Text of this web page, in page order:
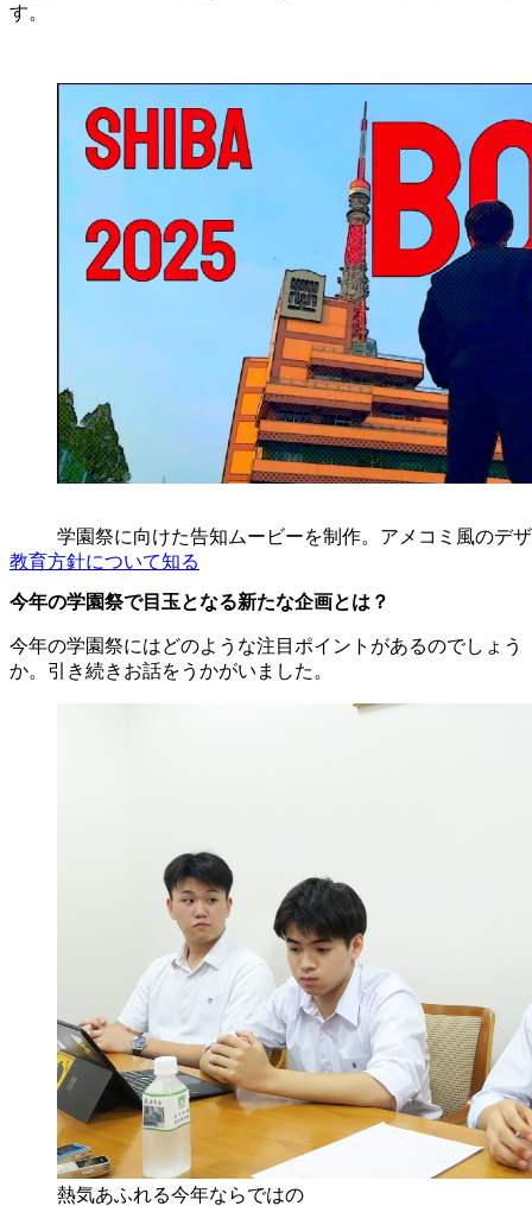
す。
学園祭に向けた告知ムービーを制作。アメコミ風のデ
教育方針について知る
今年の学園祭で目玉となる新たな企画とは？
今年の学園祭にはどのような注目ポイントがあるのでしょう
か。引き続きお話をうかがいました。
熱気あふれる今年ならではの